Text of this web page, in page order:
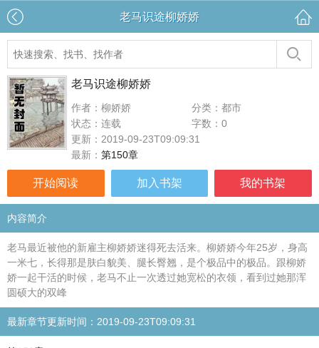
老马识途柳娇娇
老马识途柳娇娇
作者：柳娇娇
分类：都市
状态：连载
字数：0
更新：2019-09-23T09:09:31
最新： 第150章
开始阅读 加入书架 我的书架
内容简介
老马最近被他的新雇主柳娇娇迷得死去活来。柳娇娇今年25岁，身高
一米七，长得那是肤白貌美、腿长臀翘，是个极品中的极品。跟柳娇
娇一起干活的时候，老马不止一次透过她宽松的衣领，看到过她那浑
圆硕大的双峰
最新章节更新时间：2019-09-23T09:09:31